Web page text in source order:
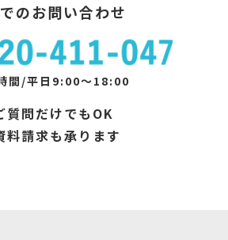
のお問い合わせ
間/平日9:00～18:00
質問だけでもOK
料請求も承ります